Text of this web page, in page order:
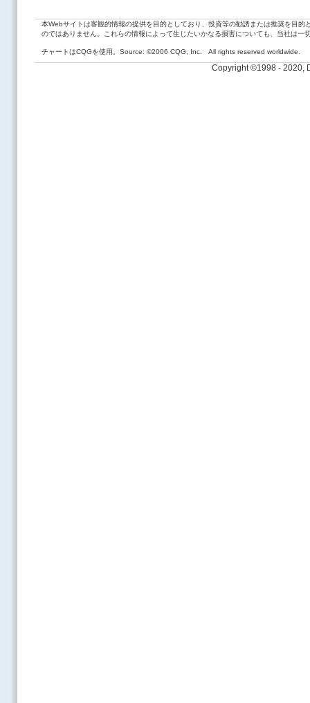
本Webサイトは客観的情報の提供を目的としており、投資等の勧誘または推奨を目
のではありません。これらの情報によって生じたいかなる損害についても、当社は一
チャートはCQGを使用。Source: ©2006 CQG, Inc. All rights reserved worldwide.
Copyright ©1998 - 2020,